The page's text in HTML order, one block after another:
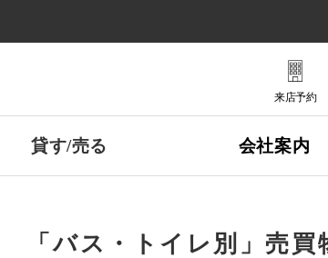
来店予約
貸す/売る 会社案内
「バス・トイレ別」売買